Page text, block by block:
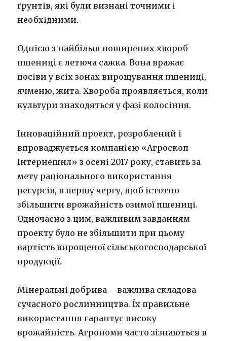
ґрунтів, які були визнані точними і
необхідними.
Однією з найбільш поширених хвороб
пшениці є летюча сажка. Вона вражає
посіви у всіх зонах вирощування пшениці,
ячменю, жита. Хвороба проявляється, коли
культури знаходяться у фазі колосіння.
Інноваційний проект, розроблений і
впроваджується компанією «Агроскоп
Інтернешнл» з осені 2017 року, ставить за
мету раціонального використання
ресурсів, в першу чергу, щоб істотно
збільшити врожайність озимої пшениці.
Одночасно з цим, важливим завданням
проекту було не збільшити при цьому
вартість вирощеної сільськогосподарської
продукції.
Мінеральні добрива – важлива складова
сучасного рослинництва. Їх правильне
використання гарантує високу
врожайність. Агрономи часто зізнаються в